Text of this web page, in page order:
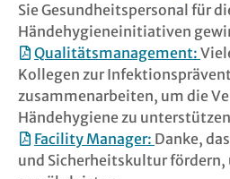
Sie Gesundheitspersonal für
Händehygieneinitiativen
Qualitätsmanagement:
Kollegen zur
zusammenarbeiten, um die
Händehygiene zu
Facility Manager: Danke,
und Sicherheitskultur fördern,